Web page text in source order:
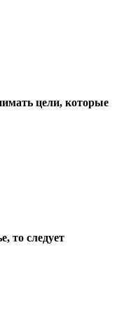
цели, которые
то следует